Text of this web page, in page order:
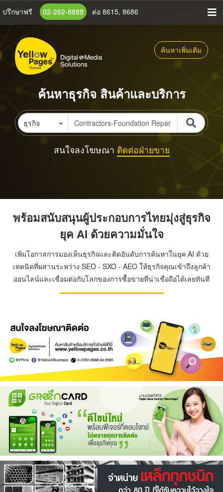
ข้าม
เนื้อหา
หลัก
ปรึกษาฟรี 02-262-8888 ต่อ 8615, 8686
ค้นหาเพิ่มเติม
ค้นหาธุรกิจ สินค้าและบริการ
ธุรกิจ
สนใจลงโฆษณา ติดต่อฝ่ายขาย
พร้อมสนับสนุนผู้ประกอบการไทยมุ่งสู่ธุรกิจ
ยุค AI ด้วยความมั่นใจ
เพิ่มโอกาสการมองเห็นธุรกิจและติดอันดับการค้นหาในยุค AI ด้วย
เทคนิคที่ผสานระหว่าง SEO - SXO - AEO ให้ธุรกิจคุณเข้าถึงลูกค้า
ออนไลน์และเชื่อมต่อกับโลกของการซื้อขายที่น่าเชื่อถือได้เลยทันที